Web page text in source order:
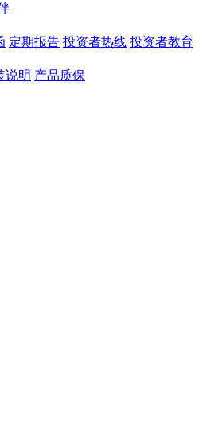
定期报告 投资者热线 投资者教育
说明 产品质保